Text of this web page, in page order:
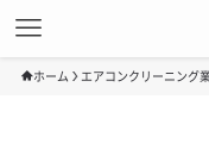
ホーム エアコンクリーニング